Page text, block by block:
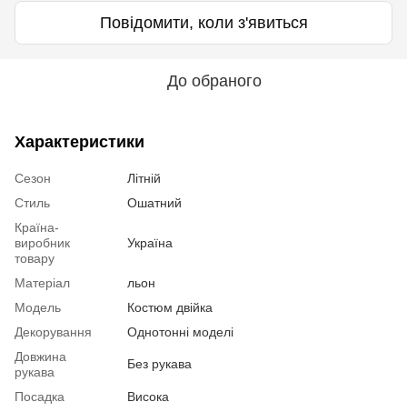
Повідомити, коли з'явиться
До обраного
Характеристики
Сезон
Літній
Стиль
Ошатний
Країна-
виробник
товару
Україна
Матеріал
льон
Модель
Костюм двійка
Декорування
Однотонні моделі
Довжина
рукава
Без рукава
Посадка
Висока